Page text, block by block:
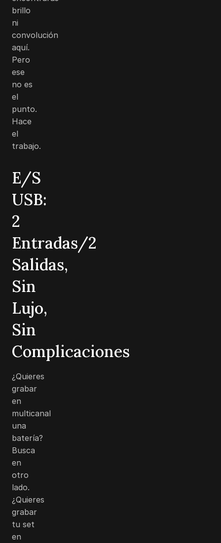
brillo
ni
convolución
aquí.
Pero
ese
no es
el
punto.
Hace
el
trabajo.
E/S
USB:
2
Entradas/2
Salidas,
Sin
Lujo,
Sin
Complicaciones
¿Quieres
grabar
en
multicanal
una
batería?
Busca
en
otro
lado.
¿Quieres
grabar
tu set
en